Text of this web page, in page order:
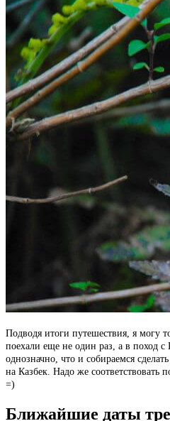
Подводя итоги путешествия, я могу
поехали еще не один раз, а в поход
однозначно, что и собираемся
на Казбек. Надо же соответствовать
=)
Ближайшие даты